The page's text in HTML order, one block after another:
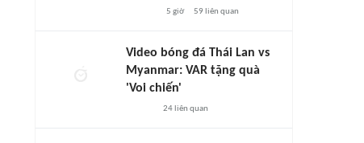
5 giờ 59 liên quan
Video bóng đá Thái Lan vs
Myanmar: VAR tặng quà
'Voi chiến'
24liên quan